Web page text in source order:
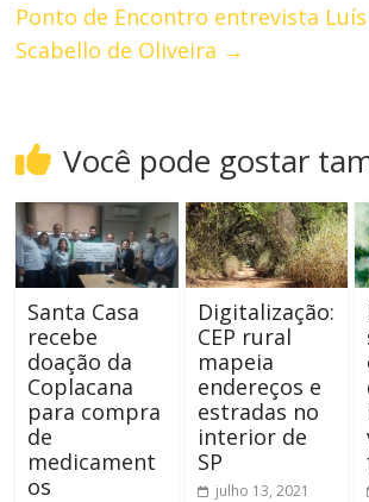
Ponto de Encontro entrevista
Scabello de Oliveira →
Você pode gostar
Santa Casa
recebe
doação da
Coplacana
para compra
de
medicament
os
Digitalização:
CEP rural
mapeia
endereços e
estradas no
interior de
SP
julho 13, 2021